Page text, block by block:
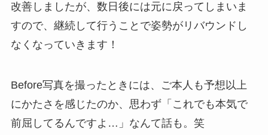
改善しましたが、数日後には元に戻ってしまいま
すので、継続して行うことで姿勢がリバウンドし
なくなっていきます！
Before写真を撮ったときには、ご本人も予想以上
にかたさを感じたのか、思わず「これでも本気で
前屈してるんですよ…」なんて話も。笑